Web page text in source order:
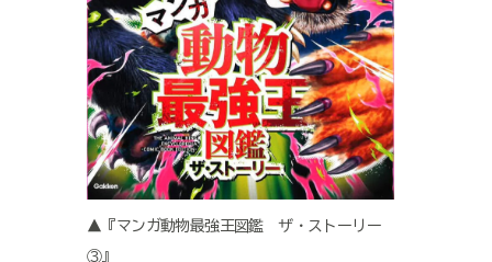
▲『マンガ動物最強王図鑑 ザ・ストーリー
③』